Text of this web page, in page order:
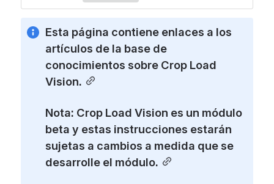
Esta página contiene enlaces a los
artículos de la base de
conocimientos sobre Crop Load
Vision.
Nota: Crop Load Vision es un módulo
beta y estas instrucciones estarán
sujetas a cambios a medida que se
desarrolle el módulo.